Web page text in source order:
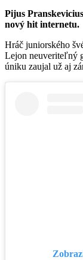
Pijus
nový hit internetu.
Hráč juniorského
Lejon neuveriteľný
úniku zaujal už aj